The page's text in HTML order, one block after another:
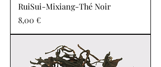
RuiSui-Mixiang-Thé Noir
Prix
8,00 €